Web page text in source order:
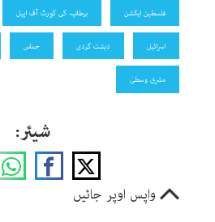
فلسطین ایکشن برطانیہ کی کورٹ آف اپیل
اسرائیل دہشت گردی حماس
مشرق وسطیٰ
شیئر:
واپس اوپر جائیں